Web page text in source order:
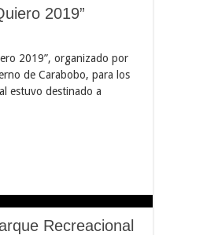
2019”
2019”, organizado por
de Carabobo, para los
estuvo destinado a
Recreacional